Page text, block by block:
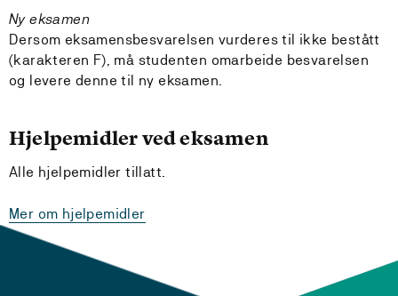
Ny eksamen
Dersom eksamensbesvarelsen vurderes til ikke bestått
(karakteren F), må studenten omarbeide besvarelsen
og levere denne til ny eksamen.
Hjelpemidler ved eksamen
Alle hjelpemidler tillatt.
Mer om hjelpemidler